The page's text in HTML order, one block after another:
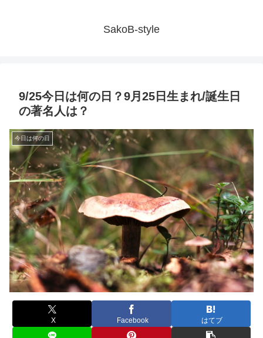
SakoB-style
9/25今日は何の日？9月25日生まれ/誕生日
の著名人は？
今日は何の日
X Facebook はてブ